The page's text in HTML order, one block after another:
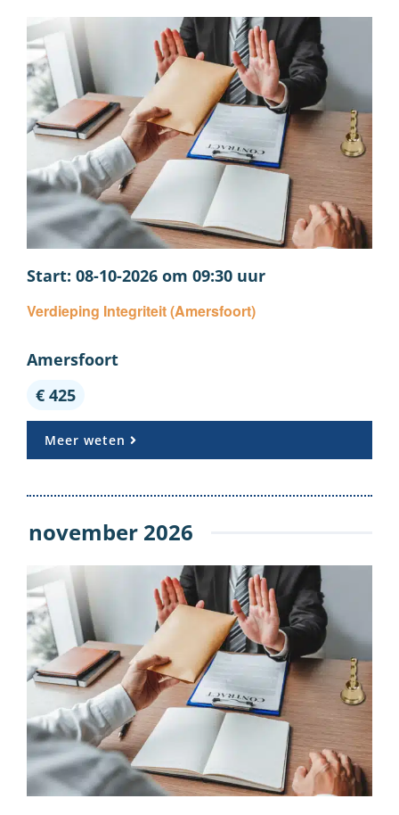
08-10-2026 om 09:30
Verdieping Integriteit (Amersfoort)
Amersfoort
€ 425
Meer weten
november 2026